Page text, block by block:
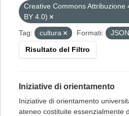
Creative Commons Attribuzione
BY 4.0)
Tag:
cultura Formati: JSON
Risultato del Filtro
Iniziative di orientamento
Iniziative di orientamento
ateneo costituite essenzialmente